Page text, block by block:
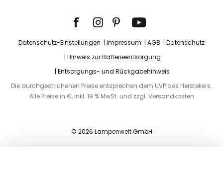
Datenschutz-Einstellungen Impressum AGB
Datenschutz
Hinweis zur Batterieentsorgung
Entsorgungs- und Rückgabehinweis
Die durchgestrichenen Preise entsprechen dem UVP des Herstellers.
Alle Preise in €, inkl. 19 % MwSt. und zzgl. Versandkosten
© 2026 Lampenwelt GmbH